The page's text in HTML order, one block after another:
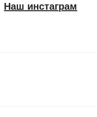
Наш инстаграм